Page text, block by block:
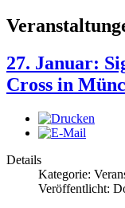
27. Januar:
Cross in
Details
Kategorie:
Veröffentlicht: